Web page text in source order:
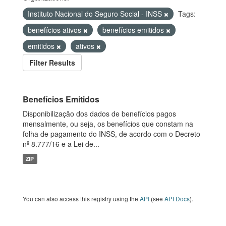
Instituto Nacional do Seguro Social - INSS
Tags:
benefícios ativos
benefícios emitidos
emitidos
ativos
Filter Results
Benefícios Emitidos
Disponibilização dos dados de benefícios pagos
mensalmente, ou seja, os benefícios que constam na
folha de pagamento do INSS, de acordo com o Decreto
nº 8.777/16 e a Lei de...
ZIP
You can also access this registry using the API (see API Docs).